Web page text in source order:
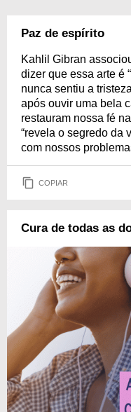
Paz de espírito
Kahlil Gibran
dizer que essa arte é
nunca sentiu a
após ouvir uma bela
restauram nossa fé
“revela o segredo da
com nossos
COPIAR
Cura de todas as